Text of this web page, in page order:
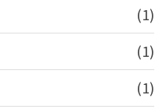
(1)
(1)
(1)